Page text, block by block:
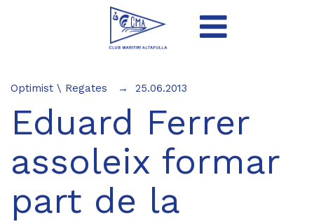
Optimist \ Regates 25.06.2013
Eduard Ferrer
assoleix formar
part de la